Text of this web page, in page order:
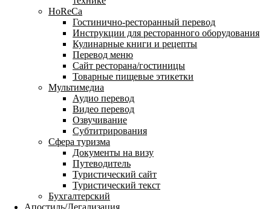
HoReCa
Гостинично-ресторанный перевод
Инструкции для ресторанного оборудования
Кулинарные книги и рецепты
Перевод меню
Сайт ресторана/гостиницы
Товарные пищевые этикетки
Мультимедиа
Аудио перевод
Видео перевод
Озвучивание
Субтитрирования
Сфера туризма
Документы на визу
Путеводитель
Туристический сайт
Туристический текст
Бухгалтерский
Апостиль/Легализация